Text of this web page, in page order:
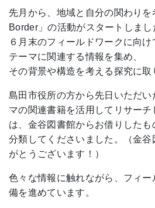
先月から、地域と自分の関わり
Border」の活動がスタートしまし
６月末のフィールドワークに向
テーマに関連する情報を集め、
その背景や構造を考える探究に取
島田市役所の方から先日いただ
マの関連書籍を活用してリサー
は、金谷図書館からお借りした
分類してくださいました。（金谷
がとうございます！）
色々な情報に触れながら、フィ
備を進めています。